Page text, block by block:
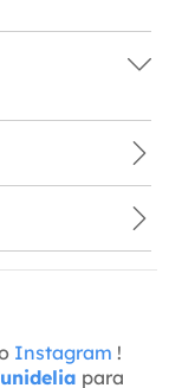
Instagram !
para